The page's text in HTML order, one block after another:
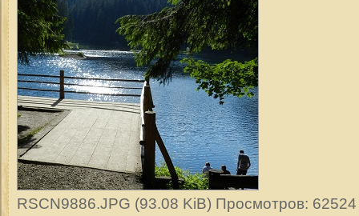
RSCN9886.JPG (93.08 KiB) Просмотров: 62524